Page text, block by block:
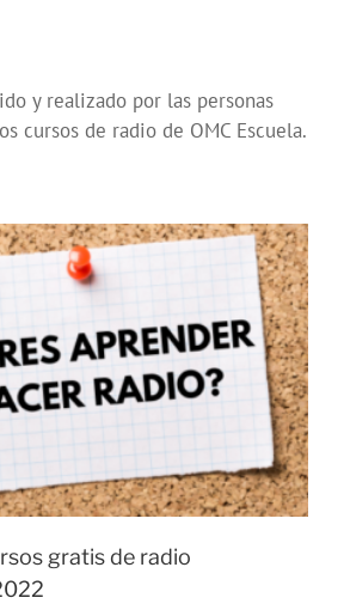
y realizado por las personas
cursos de radio de OMC Escuela.
gratis de radio